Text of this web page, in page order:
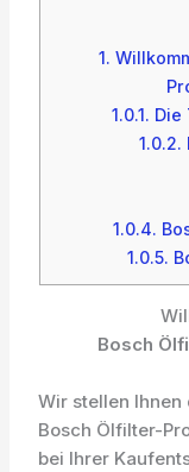
1.
1.0.1. Die
1.0.2.
1.0.4.
1.0.5.
Bosch
Wir stellen
Bosch Ölfilter-
bei Ihrer